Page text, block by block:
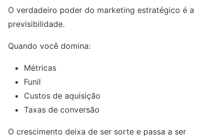
O verdadeiro poder do marketing estratégico é a
previsibilidade.
Quando você domina:
Métricas
Funil
Custos de aquisição
Taxas de conversão
O crescimento deixa de ser sorte e passa a ser